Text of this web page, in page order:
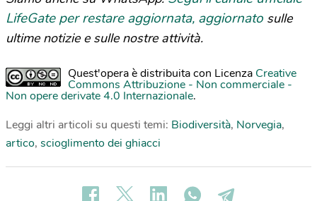
LifeGate per restare aggiornata, aggiornato sulle
ultime notizie e sulle nostre attività.
Quest'opera è distribuita con Licenza Creative
Commons Attribuzione - Non commerciale -
Non opere derivate 4.0 Internazionale.
Leggi altri articoli su questi temi: Biodiversità, Norvegia,
artico, scioglimento dei ghiacci